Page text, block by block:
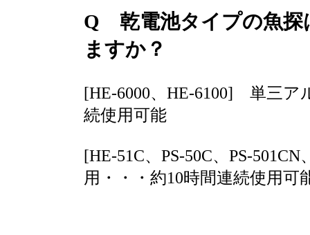
Q 乾電池タイプの魚探
ますか？
[HE-6000、HE-6100] 単三ア
続使用可能
[HE-51C、PS-50C、PS-
用・・・約10時間連続使用可